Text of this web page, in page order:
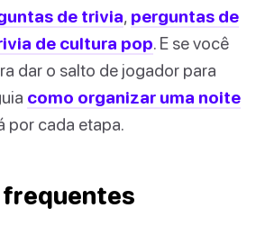
de trivia, perguntas de
de cultura pop. E se você
dar o salto de jogador para
como organizar uma noite
por cada etapa.